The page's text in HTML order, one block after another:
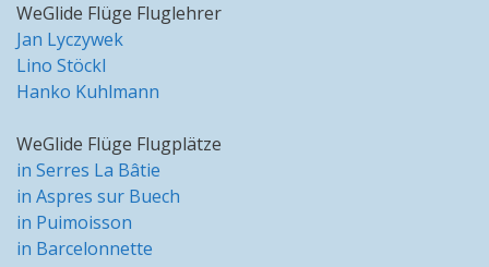
WeGlide Flüge Fluglehrer
Jan Lyczywek
Lino Stöckl
Hanko Kuhlmann
WeGlide Flüge Flugplätze
in Serres La Bâtie
in Aspres sur Buech
in Puimoisson
in Barcelonnette